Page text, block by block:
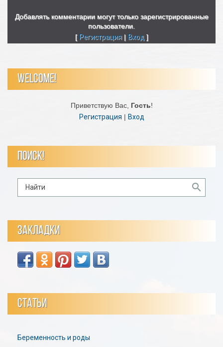
Добавлять комментарии могут только зарегистрированные
пользователи.
[ Регистрация| Вход ]
WELCOME!
Приветствую Вас, Гость!
Регистрация | Вход
ПОИСК!
ЗАКЛАДКИ
СТАТЬИ
Беременность и роды